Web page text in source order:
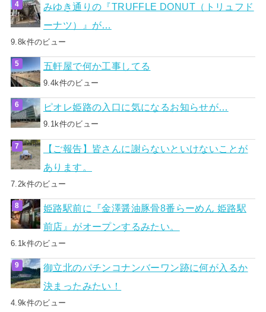
みゆき通りの『TRUFFLE DONUT（トリュフド
ーナツ）』が…
9.8k件のビュー
五軒屋で何か工事してる
9.4k件のビュー
ピオレ姫路の入口に気になるお知らせが…
9.1k件のビュー
【ご報告】皆さんに謝らないといけないことが
あります。
7.2k件のビュー
姫路駅前に『金澤醤油豚骨8番らーめん 姫路駅
前店』がオープンするみたい。
6.1k件のビュー
御立北のパチンコナンバーワン跡に何が入るか
決まったみたい！
4.9k件のビュー